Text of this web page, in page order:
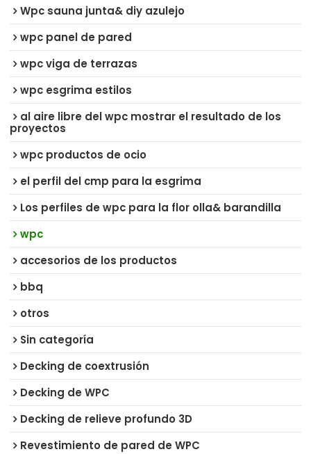
Wpc sauna junta& diy azulejo
wpc panel de pared
wpc viga de terrazas
wpc esgrima estilos
al aire libre del wpc mostrar el resultado de los
proyectos
wpc productos de ocio
el perfil del cmp para la esgrima
Los perfiles de wpc para la flor olla& barandilla
wpc
accesorios de los productos
bbq
otros
Sin categoría
Decking de coextrusión
Decking de WPC
Decking de relieve profundo 3D
Revestimiento de pared de WPC